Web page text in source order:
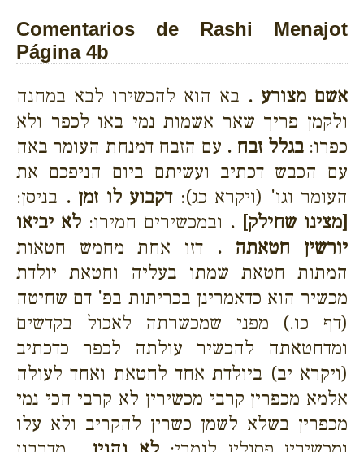
Comentarios de Rashi Menajot
Página 4b
אשם מצורע . בא הוא להכשירו לבא במחנה
ולקמן פריך שאר אשמות נמי באו לכפר ולא
כפרו:בגלל זבח . עם הזבח דמנחת העומר באה
עם הכבש דכתיב ועשיתם ביום הניפכם את
העומר וגו' (ויקרא כג):דקבוע לו זמן . בניסן:
[מצינו שחילק] . ובמכשירים חמירו: לא יביאו
יורשין חטאתה . דזו אחת מחמש חטאות
המתות חטאת שמתו בעליה וחטאת יולדת
מכשיר הוא כדאמרינן בכריתות בפ' דם שחיטה
(דף כו.) מפני שמכשרתה לאכול בקדשים
ומדחטאתה להכשיר עולתה לכפר כדכתיב
(ויקרא יב) ביולדת אחד לחטאת ואחד לעולה
אלמא מכפרין קרבי מכשירין לא קרבי הכי נמי
מכפרין בשלא לשמן כשרין להקריב ולא עלו